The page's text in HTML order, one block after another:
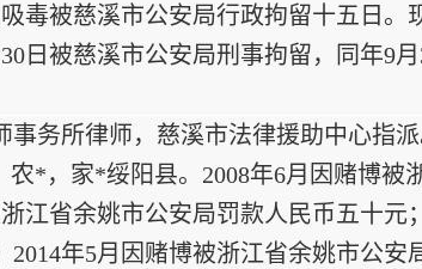
毒被慈溪市公安局行政拘留十五日。
日被慈溪市公安局刑事拘留，同年9
务所律师，慈溪市法律援助中心指派
农*，家*绥阳县。2008年6月因赌博被
江省余姚市公安局罚款人民币五十元
年5月因赌博被浙江省余姚市公安